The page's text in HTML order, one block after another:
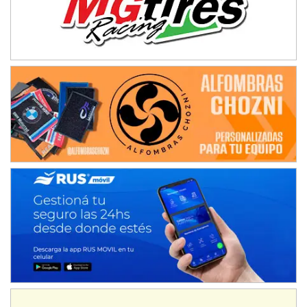
IAME SERIES ARGENTINA 6
Ramiro Tot (Asfalto)
KDO - F6
Ciudad de Trenque Lauquen (Asfalto)
Trenque Lauquen (Buenos Aires)
ENTRERRIANO - F6 (POSTERGADA)
Parque de la Velocidad (Asfalto)
Villaguay (Entre Ríos)
VICTORIENSE - F7
El Cerro (Tierra)
Victoria (Entre Ríos)
Moto Club Reginense (Tierra)
Gral. E. Godoy (Río Negro)
CSK - F7